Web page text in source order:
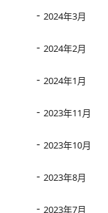
2024年3月
2024年2月
2024年1月
2023年11月
2023年10月
2023年8月
2023年7月